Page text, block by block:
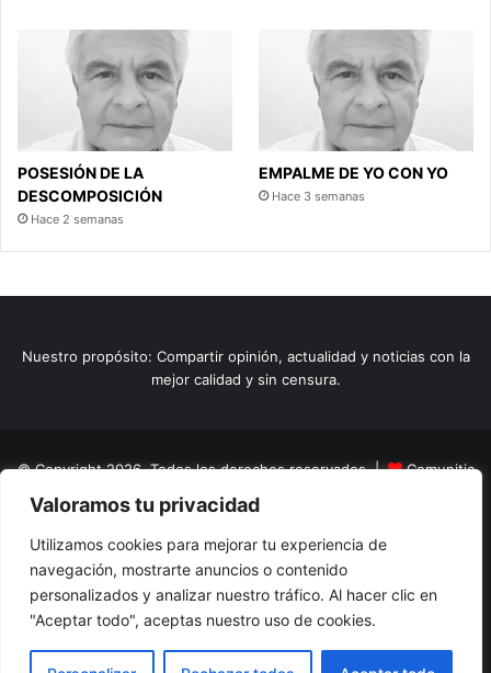
Valoramos tu privacidad
Utilizamos cookies para mejorar tu experiencia de
navegación, mostrarte anuncios o contenido
personalizados y analizar nuestro tráfico. Al hacer clic en
"Aceptar todo", aceptas nuestro uso de cookies.
POSESIÓN DE LA
DESCOMPOSICIÓN
Hace 2 semanas
EMPALME DE YO CON YO
Hace 3 semanas
Nuestro propósito: Compartir opinión, actualidad y noticias con la
mejor calidad y sin censura.
© Copyright 2026, Todos los derechos reservados |
Comunitic
SAS BICNit 901228106
Home
Actualidad Variedades Opinion Turismo
El Tinteadero
Caricaturas Reportajes
FacebookYouTubeInstagram